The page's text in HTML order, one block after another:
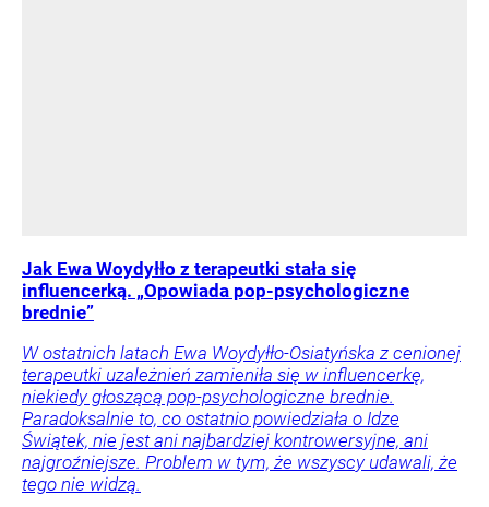
Jak Ewa Woydyłło z terapeutki stała się
influencerką. „Opowiada pop-psychologiczne
brednie”
W ostatnich latach Ewa Woydyłło-Osiatyńska z cenionej
terapeutki uzależnień zamieniła się w influencerkę,
niekiedy głoszącą pop-psychologiczne brednie.
Paradoksalnie to, co ostatnio powiedziała o Idze
Świątek, nie jest ani najbardziej kontrowersyjne, ani
najgroźniejsze. Problem w tym, że wszyscy udawali, że
tego nie widzą.